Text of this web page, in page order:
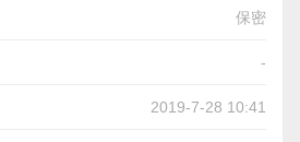
保密
-
2019-7-28 10:41